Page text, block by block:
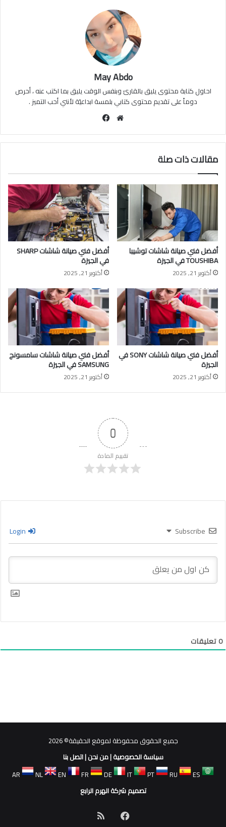
May Abdo
احاول كتابة محتوى يليق بالقارئ وبنفس الوقت يليق بما اكتب عنه ، أحرص
دوماً على تقديم محتوى كتابي بلمسة ابداعيّة لأنني أحب التميز .
موقع
مقالات ذات صلة
أفضل فني صيانة شاشات توشيبا
TOUSHIBA في الجيزة
أكتوبر 21, 2025
أفضل فني صيانة شاشات SHARP
في الجيزة
أكتوبر 21, 2025
أفضل فني صيانة شاشات SONY في
الجيزة
أكتوبر 21, 2025
أفضل فني صيانة شاشات سامسونج
SAMSUNG في الجيزة
أكتوبر 21, 2025
0
تقييم المادة
Subscribe
0تعليقات
جميع الحقوق محفوظة لموقع الحقيقة© 2026
سياسة الخصوصية|من نحن|اتصل بنا
AR
NL EN FR DE IT PT RU
ES
تصميم شركة الهرم الرابع
فيسبوكملخص